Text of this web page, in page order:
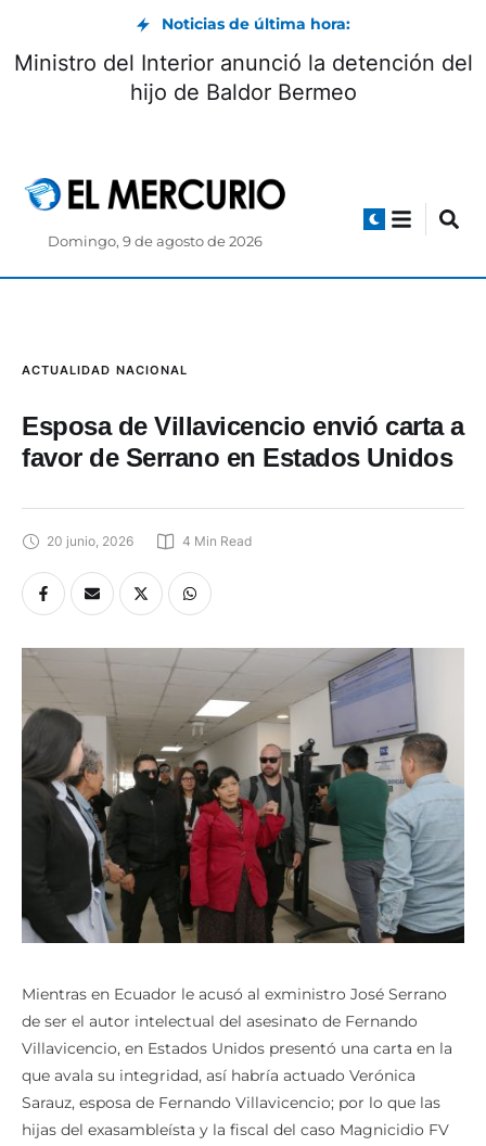
Noticias de última hora:
Ministro del Interior anunció la detención del
hijo de Baldor Bermeo
Domingo, 9 de agosto de 2026
ACTUALIDAD NACIONAL
Esposa de Villavicencio envió carta a
favor de Serrano en Estados Unidos
20 junio, 2026 4 Min Read
Mientras en Ecuador le acusó al exministro José Serrano
de ser el autor intelectual del asesinato de Fernando
Villavicencio, en Estados Unidos presentó una carta en la
que avala su integridad, así habría actuado Verónica
Sarauz, esposa de Fernando Villavicencio; por lo que las
hijas del exasambleísta y la fiscal del caso Magnicidio FV